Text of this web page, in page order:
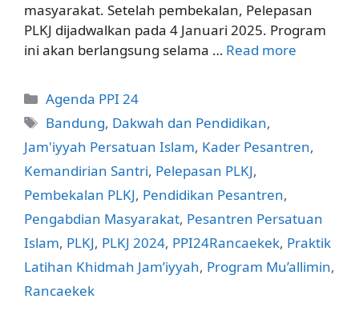
masyarakat. Setelah pembekalan, Pelepasan
PLKJ dijadwalkan pada 4 Januari 2025. Program
ini akan berlangsung selama … Read more
Categories
Agenda PPI 24
Tags
Bandung, Dakwah dan Pendidikan,
Jam'iyyah Persatuan Islam, Kader Pesantren,
Kemandirian Santri, Pelepasan PLKJ,
Pembekalan PLKJ, Pendidikan Pesantren,
Pengabdian Masyarakat, Pesantren Persatuan
Islam, PLKJ, PLKJ 2024, PPI24Rancaekek, Praktik
Latihan Khidmah Jam’iyyah, Program Mu’allimin,
Rancaekek